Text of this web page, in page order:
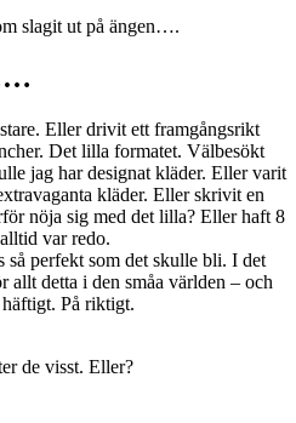
slagit ut på ängen….
Eller drivit ett framgångsrikt
Det lilla formatet. Välbesökt
jag har designat kläder. Eller varit
kläder. Eller skrivit en
nöja sig med det lilla? Eller haft 8
var redo.
så perfekt som det skulle bli. I det
allt detta i den småa världen – och
På riktigt.
de visst. Eller?